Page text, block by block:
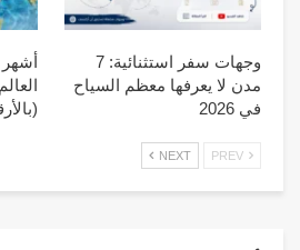
وجهات سفر استثنائية: 7
مدن لا يعرفها معظم السياح
في 2026
NEXT